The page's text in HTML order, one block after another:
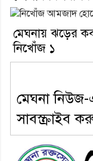
মেঘনায় ঝড়ের
নিখোঁজ ১
মেঘনা
সাবস্ক্রাইব